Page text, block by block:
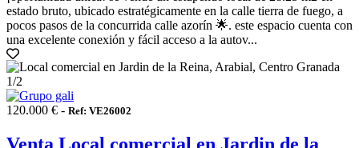
estado bruto, ubicado estratégicamente en la calle tierra de fuego, a
pocos pasos de la concurrida calle azorín 🌟. este espacio cuenta con
una excelente conexión y fácil acceso a la autov...
1/2
120.000 € - Ref: VE26002